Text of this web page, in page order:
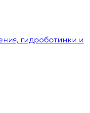
гидроботинки и